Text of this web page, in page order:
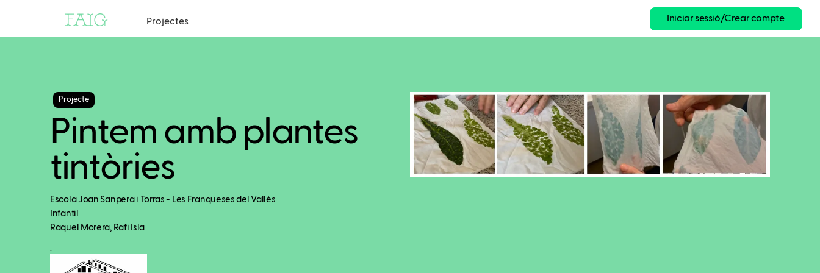
Projectes Iniciar sessió/Crear compte
Projecte
Pintem amb plantes
tintòries
Escola Joan Sanpera i Torras - Les Franqueses del Vallès
Infantil
Raquel Morera, Rafi Isla